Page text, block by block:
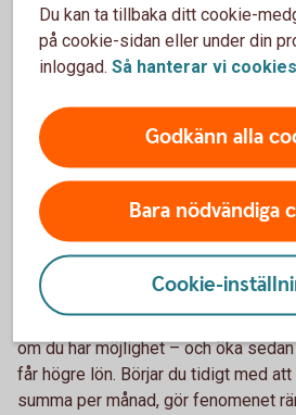
Börja tidigt, spara mindre
Har man jobbat heltid ett helt
tjänstepension 3. Vill du förbättra din
pensionär är det smart att även
2024 höjdes pensionsåldern och
successivt. Med ett sparande kan
flexibilitet kring hur och när du vill gå
har tagit tag i ditt pensionssparande
att göra det. Du är fortfarande ung,
spara till din pension, desto lägre
undan. Ett sparande på 500 kronor
om du har möjlighet – och öka
får högre lön. Börjar du tidigt med
summa per månad, gör fenomenet
Du kan ta tillbaka ditt cookie-
på cookie-sidan eller under din
inloggad. Så hanterar vi cookies
Godkänn alla
Bara nödvändiga
Cookie-